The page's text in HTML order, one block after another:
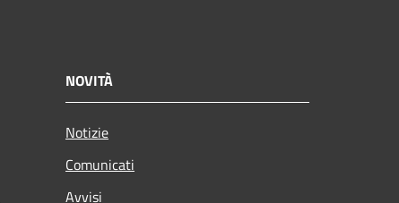
NOVITÀ
Notizie
Comunicati
Avvisi